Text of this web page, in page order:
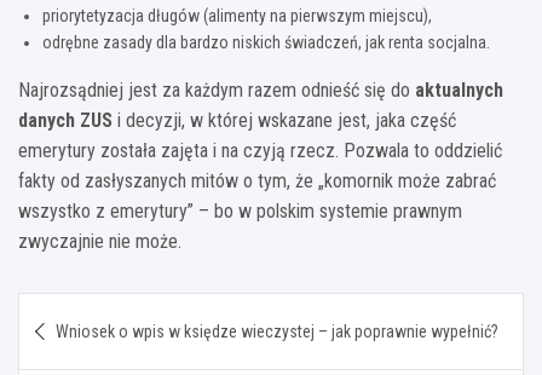
priorytetyzacja długów (alimenty na pierwszym miejscu),
odrębne zasady dla bardzo niskich świadczeń, jak renta socjalna.
Najrozsądniej jest za każdym razem odnieść się do aktualnych
danych ZUS i decyzji, w której wskazane jest, jaka część
emerytury została zajęta i na czyją rzecz. Pozwala to oddzielić
fakty od zasłyszanych mitów o tym, że „komornik może zabrać
wszystko z emerytury” – bo w polskim systemie prawnym
zwyczajnie nie może.
wpisu
Wniosek o wpis w księdze wieczystej – jak poprawnie wypełnić?